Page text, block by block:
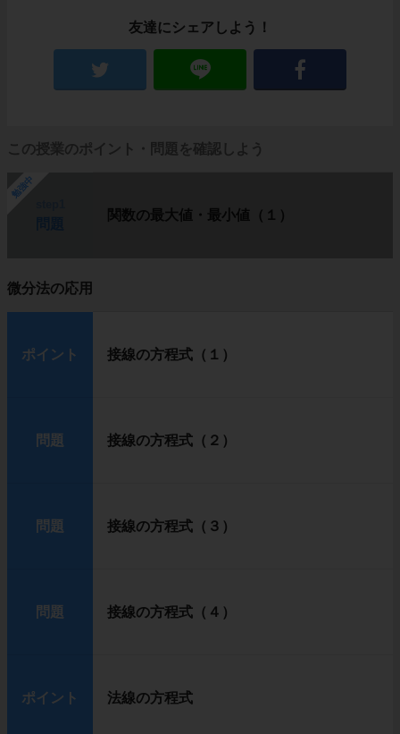
友達にシェアしよう！
この授業のポイント・問題を確認しよう
勉強中
関数の最大値・最小値（１）
微分法の応用
ポイント 接線の方程式（１）
問題 接線の方程式（２）
問題 接線の方程式（３）
問題 接線の方程式（４）
ポイント 法線の方程式